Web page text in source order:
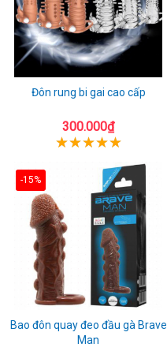
Đôn rung bi gai cao cấp
300.000₫
-15%
Bao đôn quay đeo đầu gà Brave
Man